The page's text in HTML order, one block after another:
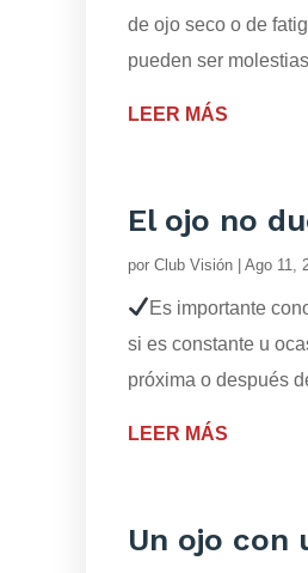
de ojo seco o de
pueden ser
LEER MÁS
El ojo no
por Club Visión Ago 11,
Es importante
si es constante u
próxima o después
LEER MÁS
Un ojo con